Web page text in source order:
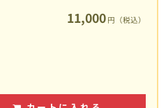
11,000 円（税込）